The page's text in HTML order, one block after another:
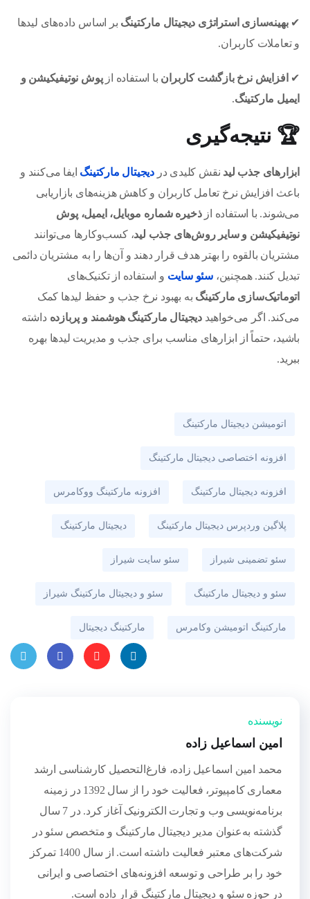
✔بهینه‌سازی استراتژی دیجیتال مارکتینگ بر اساس داده‌های لیدها
و تعاملات کاربران.
✔ افزایش نرخ بازگشت کاربران با استفاده ازپوش نوتیفیکیشن و
ایمیل مارکتینگ.
🏆 نتیجه‌گیری
ابزارهای جذب لید نقش کلیدی دردیجیتال مارکتینگ ایفا می‌کنند و
باعث افزایش نرخ تعامل کاربران و کاهش هزینه‌های بازاریابی
می‌شوند. با استفاده ازذخیره شماره موبایل، ایمیل، پوش
نوتیفیکیشن و سایر روش‌های جذب لید، کسب‌وکارها می‌توانند
مشتریان بالقوه را بهتر هدف قرار دهند و آن‌ها را به مشتریان دائمی
تبدیل کنند. همچنین، سئو سایت و استفاده از تکنیک‌های
اتوماتیک‌سازی مارکتینگ به بهبود نرخ جذب و حفظ لیدها کمک
می‌کند. اگر می‌خواهید دیجیتال مارکتینگ هوشمند و پربازده داشته
باشید، حتماً از ابزارهای مناسب برای جذب و مدیریت لیدها بهره
ببرید.
اتومیشن دیجیتال مارکتینگ
افزونه اختصاصی دیجیتال مارکتینگ
افزونه دیجیتال مارکتینگ افزونه مارکتینگ ووکامرس
پلاگین وردپرس دیجیتال مارکتینگ دیجیتال مارکتینگ
سئو تضمینی شیراز سئو سایت شیراز
سئو و دیجیتال مارکتینگ سئو و دیجیتال مارکتینگ شیراز
مارکتینگ اتومیشن وکامرس مارکتینگ دیجیتال
نویسنده
امین اسماعیل زاده
محمد امین اسماعیل زاده، فارغ‌التحصیل کارشناسی ارشد
معماری کامپیوتر، فعالیت خود را از سال 1392 در زمینه
برنامه‌نویسی وب و تجارت الکترونیک آغاز کرد. در 7 سال
گذشته به‌عنوان مدیر دیجیتال مارکتینگ و متخصص سئو در
شرکت‌های معتبر فعالیت داشته است. از سال 1400 تمرکز
خود را بر طراحی و توسعه افزونه‌های اختصاصی و ایرانی
در حوزه سئو و دیجیتال مارکتینگ قرار داده است.